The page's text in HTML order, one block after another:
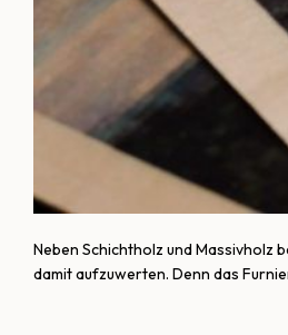
Neben Schichtholz und Massivholz
damit aufzuwerten. Denn das